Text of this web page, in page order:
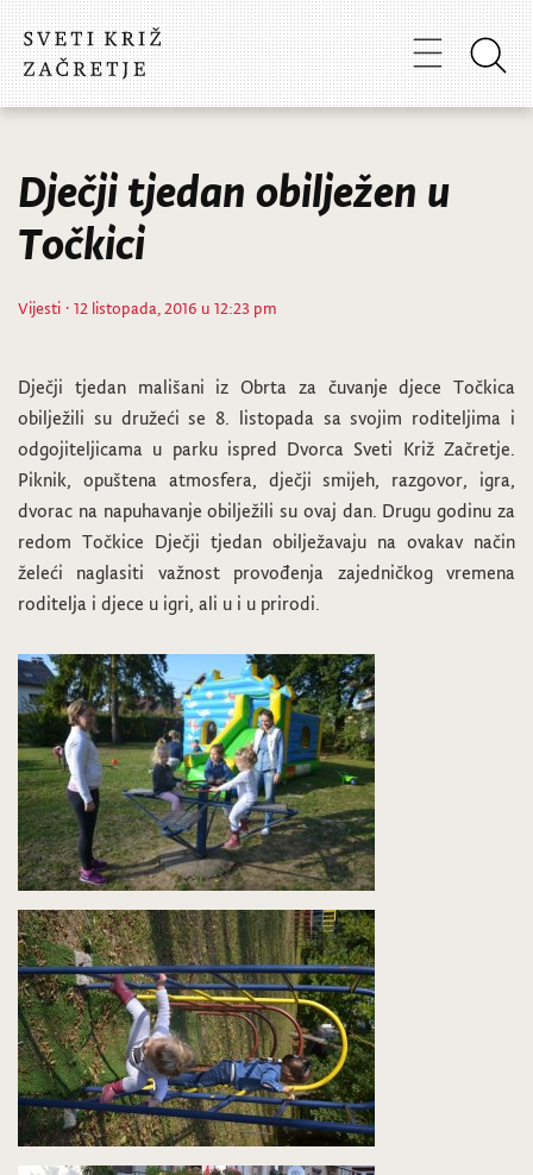
Dječji tjedan obilježen u
Točkici
Vijesti · 12 listopada, 2016 u 12:23 pm
Dječji tjedan mališani iz Obrta za čuvanje djece Točkica
obilježili su družeći se 8. listopada sa svojim roditeljima i
odgojiteljicama u parku ispred Dvorca Sveti Križ Začretje.
Piknik, opuštena atmosfera, dječji smijeh, razgovor, igra,
dvorac na napuhavanje obilježili su ovaj dan. Drugu godinu za
redom Točkice Dječji tjedan obilježavaju na ovakav način
želeći naglasiti važnost provođenja zajedničkog vremena
roditelja i djece u igri, ali u i u prirodi.